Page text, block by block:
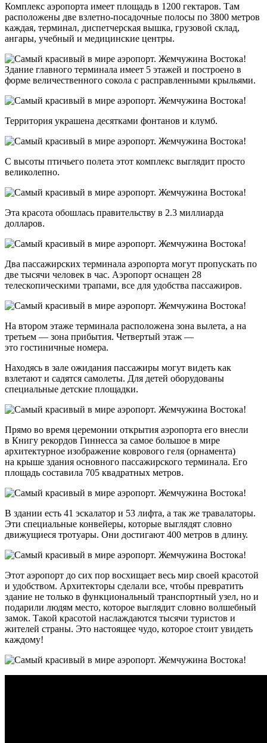
Комплекс аэропорта имеет площадь в 1200 гектаров. Там
расположены две взлетно-посадочные полосы по 3800 метров
каждая, терминал, диспетчерская вышка, грузовой склад,
ангары, учебный и медицинские центры.
Здание главного терминала имеет 5 этажей и построено в
форме величественного сокола с расправленными крыльями.
Территория украшена десятками фонтанов и клумб.
С высоты птичьего полета этот комплекс выглядит просто
великолепно.
Эта красота обошлась правительству в 2.3 миллиарда
долларов.
Два пассажирских терминала аэропорта могут пропускать по
две тысячи человек в час. Аэропорт оснащен 28
телескопическими трапами, все для удобства пассажиров.
На втором этаже терминала расположена зона вылета, а на
третьем — зона прибытия. Четвертый этаж —
это гостиничные номера.
Находясь в зале ожидания пассажиры могут видеть как
взлетают и садятся самолеты. Для детей оборудованы
специальные детские площадки.
Прямо во время церемонии открытия аэропорта его внесли
в Книгу рекордов Гиннесса за самое большое в мире
архитектурное изображение коврового геля (орнамента)
на крыше здания основного пассажирского терминала. Его
площадь составила 705 квадратных метров.
В здании есть 41 эскалатор и 53 лифта, а так же травалаторы.
Эти специальные конвейеры, которые выглядят словно
движущиеся тротуары. Они достигают 400 метров в длину.
Этот аэропорт до сих пор восхищает весь мир своей красотой
и удобством. Архитекторы сделали все, чтобы превратить
здание не только в функциональный транспортный узел, но и
подарили людям место, которое выглядит словно волшебный
замок. Такой красотой наслаждаются тысячи туристов и
жителей страны. Это настоящее чудо, которое стоит увидеть
каждому!